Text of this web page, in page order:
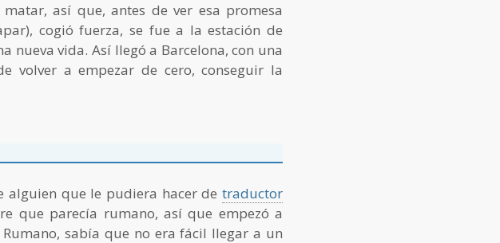
así que, antes de ver esa promesa
cogió fuerza, se fue a la estación de
nueva vida. Así llegó a Barcelona, con una
volver a empezar de cero, conseguir la
alguien que le pudiera hacer de traductor
que parecía rumano, así que empezó a
sabía que no era fácil llegar a un